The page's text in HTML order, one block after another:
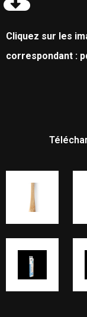
Cliquez sur les
correspondant :